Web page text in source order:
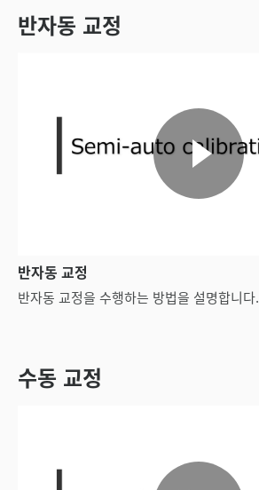
반자동 교정
반자동 교정
반자동 교정을 수행하는 방법을 설명합니다.
수동 교정